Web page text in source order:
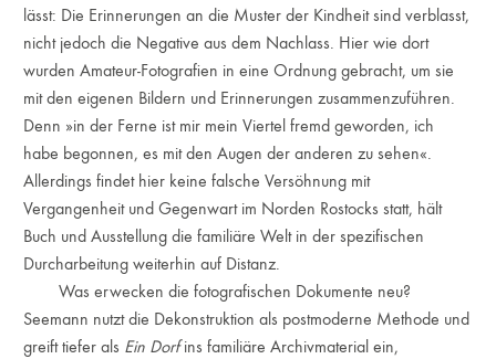
lässt: Die Erinnerungen an die Muster der Kindheit sind verblasst,
nicht jedoch die Negative aus dem Nachlass. Hier wie dort
wurden Amateur-Fotografien in eine Ordnung gebracht, um sie
mit den eigenen Bildern und Erinnerungen zusammenzuführen.
Denn »in der Ferne ist mir mein Viertel fremd geworden, ich
habe begonnen, es mit den Augen der anderen zu sehen«.
Allerdings findet hier keine falsche Versöhnung mit
Vergangenheit und Gegenwart im Norden Rostocks statt, hält
Buch und Ausstellung die familiäre Welt in der spezifischen
Durcharbeitung weiterhin auf Distanz.
Was erwecken die fotografischen Dokumente neu?
Seemann nutzt die Dekonstruktion als postmoderne Methode und
greift tiefer als Ein Dorfins familiäre Archivmaterial ein,